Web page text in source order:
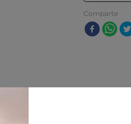
Comparte